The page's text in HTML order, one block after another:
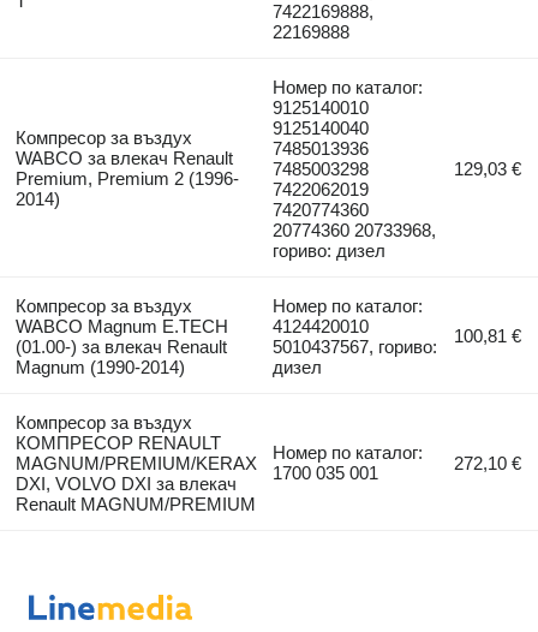
7422169888,
22169888
Компресор за въздух
WABCO за влекач Renault
Premium, Premium 2 (1996-
2014)
Номер по каталог:
9125140010
9125140040
7485013936
7485003298
7422062019
7420774360
20774360 20733968,
гориво: дизел
129,03 €
Компресор за въздух
WABCO Magnum E.TECH
(01.00-) за влекач Renault
Magnum (1990-2014)
Номер по каталог:
4124420010
5010437567, гориво:
дизел
100,81 €
Компресор за въздух
КОМПРЕСОР RENAULT
MAGNUM/PREMIUM/KERAX
DXI, VOLVO DXI за влекач
Renault MAGNUM/PREMIUM
Номер по каталог:
1700 035 001
272,10 €